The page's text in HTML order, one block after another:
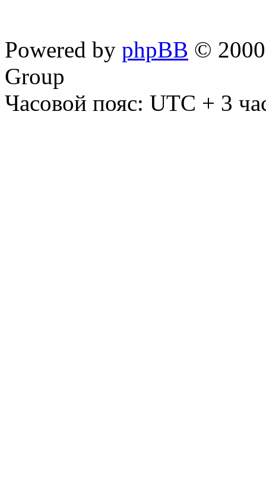
Powered by phpBB ©
Group
Часовой пояс: UTC + 3